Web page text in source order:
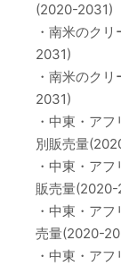
(2020-2031)
・南米のク
2031)
・南米のク
2031)
・中東・ア
別販売量
・中東・ア
販売量(2020-
・中東・ア
売量(2020-
・中東・ア